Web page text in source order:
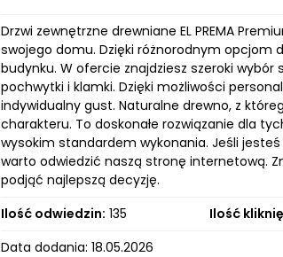
Drzwi zewnętrzne drewniane EL PREMA
swojego domu. Dzięki różnorodnym opcjom
budynku. W ofercie znajdziesz szeroki
pochwytki i klamki. Dzięki możliwości
indywidualny gust. Naturalne drewno, z
charakteru. To doskonałe rozwiązanie dla
wysokim standardem wykonania. Jeśli
warto odwiedzić naszą stronę internetową.
podjąć najlepszą decyzję.
Ilość odwiedzin: 135 Ilość
Data dodania: 18.05.2026